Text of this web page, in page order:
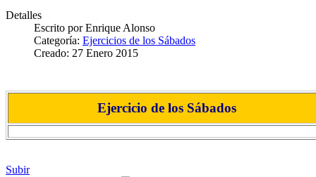
Detalles
Escrito porEnrique Alonso
Categoría: Ejercicios de los Sábados
Creado: 27 Enero 2015
Ejercicio de los Sábados
Subir